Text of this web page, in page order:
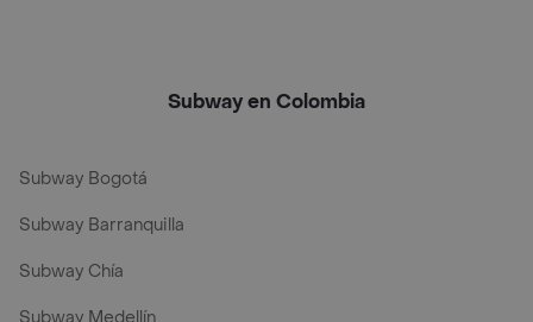
Subway en Colombia
Subway Bogotá
Subway Barranquilla
Subway Chía